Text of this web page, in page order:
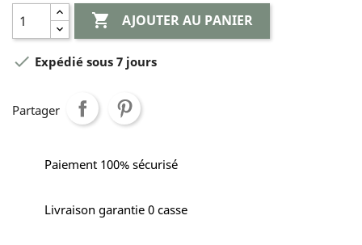
 AJOUTER AU PANIER
 Expédié sous 7 jours
Partager
Paiement 100% sécurisé
Livraison garantie 0 casse